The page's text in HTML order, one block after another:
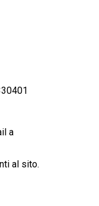
a
al sito.